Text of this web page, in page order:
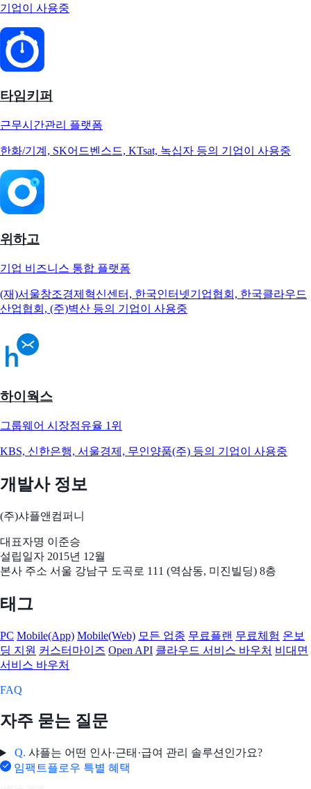
기업이 사용중
타임키퍼
근무시간관리 플랫폼
한화/기계, SK어드벤스드, KTsat, 녹십자 등의 기업이 사용중
위하고
기업 비즈니스 통합 플랫폼
(재)서울창조경제혁신센터, 한국인터넷기업협회, 한국클라우드
산업협회, (주)벽산 등의 기업이 사용중
하이웍스
그룹웨어 시장점유율 1위
KBS, 신한은행, 서울경제, 무인양품(주) 등의 기업이 사용중
개발사 정보
(주)샤플앤컴퍼니
대표자명 이준승
설립일자 2015년 12월
본사 주소 서울 강남구 도곡로 111 (역삼동, 미진빌딩) 8층
태그
PC Mobile(App) Mobile(Web) 모든 업종 무료플랜 무료체험 온보
딩 지원 커스터마이즈 Open API 클라우드 서비스 바우처 비대면
서비스 바우처
FAQ
자주 묻는 질문
Q. 샤플는 어떤 인사·근태·급여 관리 솔루션인가요?
임팩트플로우 특별 혜택